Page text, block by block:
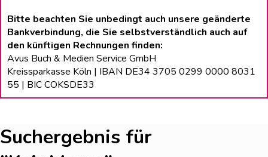
Bitte beachten Sie unbedingt auch unsere geänderte
Bankverbindung, die Sie selbstverständlich auch auf
den künftigen Rechnungen finden:
Avus Buch & Medien Service GmbH
Kreissparkasse Köln | IBAN DE34 3705 0299 0000 8031
55 | BIC COKSDE33
Suchergebnis für